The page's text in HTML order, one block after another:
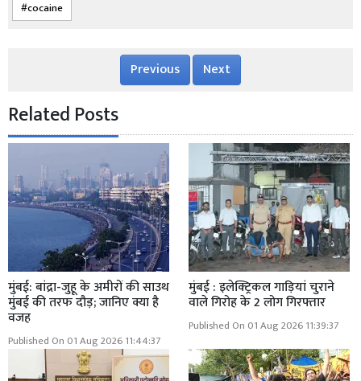
cocaine
Previous Next
Related Posts
मुंबई: बांद्रा-जुहू के अमीरों की साउथ
मुंबई की तरफ दौड़; जानिए क्या है
वजह
Published On 01 Aug 2026 11:44:37
मुंबई : इलेक्ट्रिकल गाड़ियां चुराने
वाले गिरोह के 2 लोग गिरफ्तार
Published On 01 Aug 2026 11:39:37